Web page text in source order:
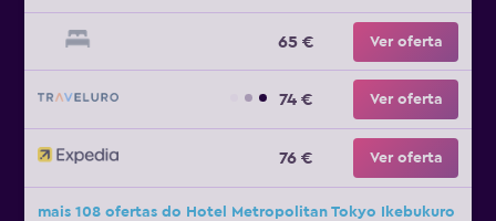
65 € Ver oferta
74 € Ver oferta
76 € Ver oferta
mais 108 ofertas do Hotel Metropolitan Tokyo Ikebukuro